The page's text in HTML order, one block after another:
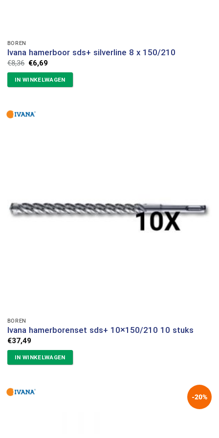
BOREN
Ivana hamerboor sds+ silverline 8 x 150/210
€8,36 Oorspronkelijke
prijs
was:
€8,36.
€6,69Huidige
is:
€6,69.
IN WINKELWAGEN
BOREN
Ivana hamerborenset sds+ 10×150/210 10 stuks
€37,49
IN WINKELWAGEN
-20%